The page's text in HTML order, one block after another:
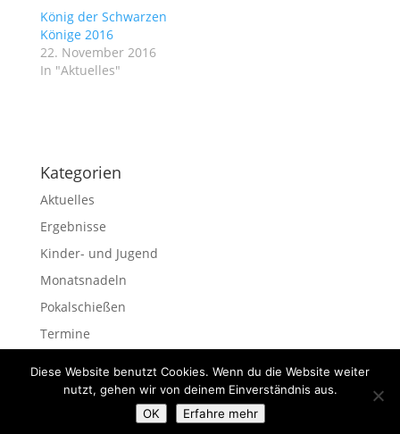
König der Schwarzen
Könige 2016
22. November 2016
In "Aktuelles"
Kategorien
Aktuelles
Ergebnisse
Kinder- und Jugend
Monatsnadeln
Pokalschießen
Termine
Diese Website benutzt Cookies. Wenn du die Website weiter
nutzt, gehen wir von deinem Einverständnis aus.
OK
Erfahre mehr